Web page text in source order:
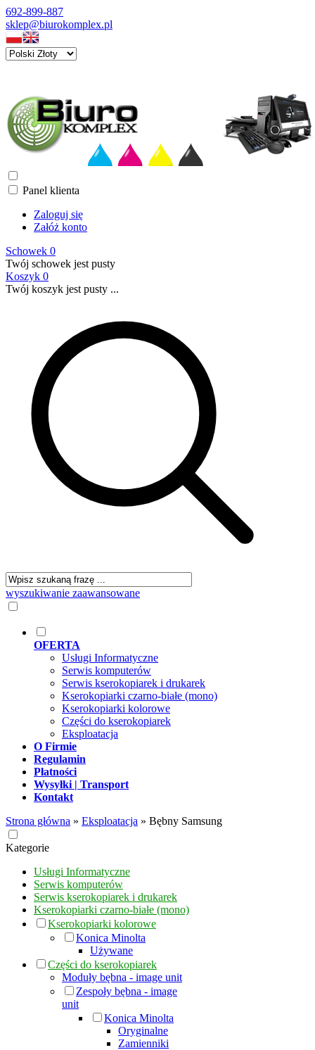
692-899-887
sklep@biurokomplex.pl
Panel klienta
Zaloguj się
Załóż konto
Schowek 0
Twój schowek jest pusty
Koszyk 0
Twój koszyk jest pusty ...
wyszukiwanie zaawansowane
OFERTA
Usługi Informatyczne
Serwis komputerów
Serwis kserokopiarek i drukarek
Kserokopiarki czarno-białe (mono)
Kserokopiarki kolorowe
Części do kserokopiarek
Eksploatacja
O Firmie
Regulamin
Płatności
Wysyłki | Transport
Kontakt
Strona główna » Eksploatacja » Bębny Samsung
Kategorie
Usługi Informatyczne
Serwis komputerów
Serwis kserokopiarek i drukarek
Kserokopiarki czarno-białe (mono)
Kserokopiarki kolorowe
Konica Minolta
Używane
Części do kserokopiarek
Moduły bębna - image unit
Zespoły bębna - image
unit
Konica Minolta
Oryginalne
Zamienniki